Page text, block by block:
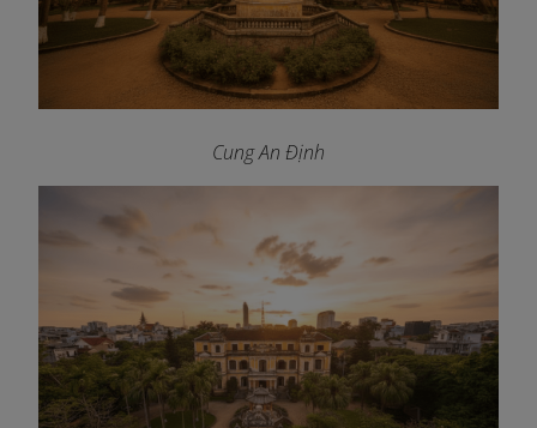
Cung An Định